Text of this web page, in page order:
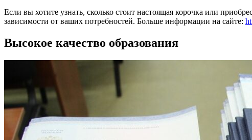
Если вы хотите узнать, сколько стоит настоящая корочка или
зависимости от ваших потребностей. Больше информации на сайте:
Высокое качество образования